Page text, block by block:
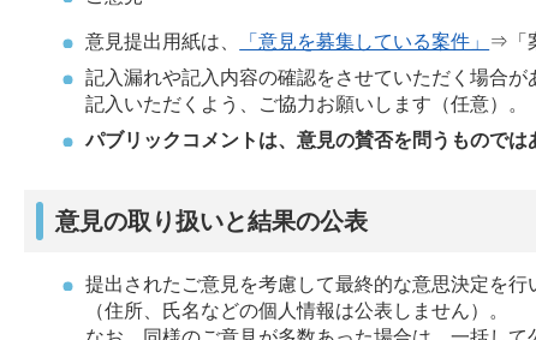
意見提出用紙は、 「意見を募集している案件」
⇒「
記入漏れや記入内容の確認をさせていただく場合
記入いただくよう、ご協力お願いします（任意）。
パブリックコメントは、意見の賛否を問うものでは
意見の取り扱いと結果の公表
提出されたご意見を考慮して最終的な意思決定を
（住所、氏名などの個人情報は公表しません）。